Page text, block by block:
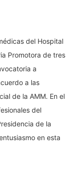
del Hospital
Promotora de tres
a
a las
de la AMM. En el
del
de la
en esta